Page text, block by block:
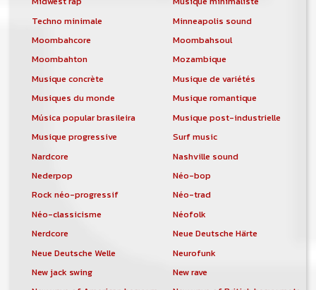
Techno minimale
Minneapolis sound
Moombahcore
Moombahsoul
Moombahton
Mozambique
Musique concrète
Musique de variétés
Musiques du monde
Musique romantique
Música popular brasileira
Musique post-industrielle
Musique progressive
Surf music
Nardcore
Nashville sound
Nederpop
Néo-bop
Rock néo-progressif
Néo-trad
Néo-classicisme
Néofolk
Nerdcore
Neue Deutsche Härte
Neue Deutsche Welle
Neurofunk
New jack swing
New rave